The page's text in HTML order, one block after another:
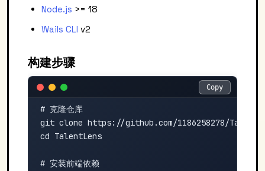
Node.js >= 18
Wails CLI v2
构建步骤
# 克隆仓库
git clone https://github.com/1186258278/
cd TalentLens
# 安装前端依赖
Copy
Copy